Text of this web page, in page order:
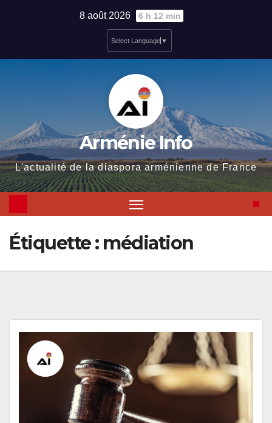
8 août 2026 6 h 12 min
Select Language ▼
Arménie Info
L'actualité de la diaspora arménienne de France
Étiquette : médiation